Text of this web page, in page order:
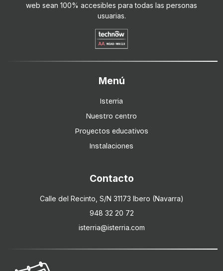
web sean 100% accesibles para todas las personas
usuarias.
Menú
Isterria
Nuestro centro
Proyectos educativos
Instalaciones
Contacto
Calle del Recinto, S/N 31173 Ibero (Navarra)
948 32 20 72
isterria@isterria.com